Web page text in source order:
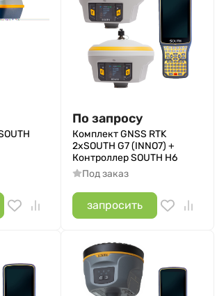
По запросу
Комплект GNSS RTK
2xSOUTH G7 (INNO7) +
Контроллер SOUTH H6
Под заказ
запросить